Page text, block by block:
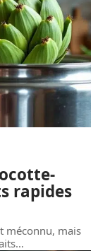
rapides
méconnu, mais
…